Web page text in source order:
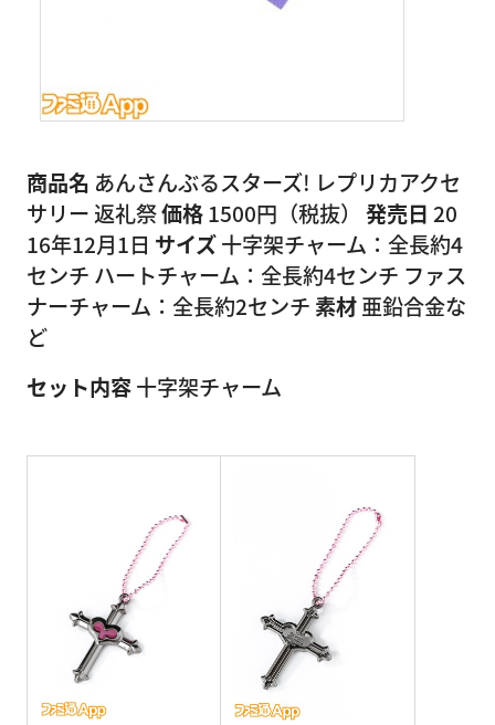
商品名 あんさんぶるスターズ! レプリカアクセ
サリー 返礼祭価格1500円（税抜） 発売日 20
16年12月1日 サイズ十字架チャーム：全長約4
センチ ハートチャーム：全長約4センチ ファス
ナーチャーム：全長約2センチ 素材亜鉛合金な
ど
セット内容十字架チャーム